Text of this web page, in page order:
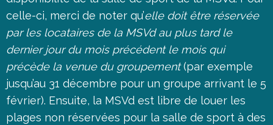
celle-ci, merci de noter qu’elle doit être réservée
par les locataires de la MSVd au plus tard le
dernier jour du mois précédent le mois qui
précède la venue du groupement(par exemple
jusqu’au 31 décembre pour un groupe arrivant le 5
février). Ensuite, la MSVd est libre de louer les
plages non réservées pour la salle de sport à des